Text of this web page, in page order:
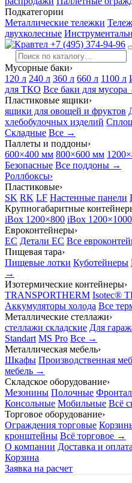
Подкатегории
Металлические тележки
двухколесные
+7 (495) 374-94-96
Мусорные баки›
120 л 240 л 360 л 660 л 1100 л
для ТКО Все баки для мусора
Пластиковые ящики›
ящики для овощей и фруктов
хлебобулочных изделий
Складные Все →
Паллеты и поддоны›
600×400 мм 800×600 мм
Безопасные Все поддоны →
Роллбоксы›
Пластиковые›
SK RK LF Настенные панели
Крупногабаритные
iBox 1200×800 iBox 1200×1000
Евроконтейнеры›
EC Детали EC Все
Пищевая тара›
Пищевые лотки Куботейнеры
→
Изотермические контейнеры›
TRANSPORTHERM Isotec®
Аккумуляторы холода Все
Металлические стеллажи›
стеллажи складские Для
Standart MS Pro Все →
Металлическая мебель›
Шкафы Производственная
мебель →
Складское оборудование›
Мезонины Полочные
Консольные Мобильные Всё
Торговое оборудование›
Ограждения торговые
кронштейны Всё торговое →
О компании Доставка и оплата
Корзина
Заявка на расчет